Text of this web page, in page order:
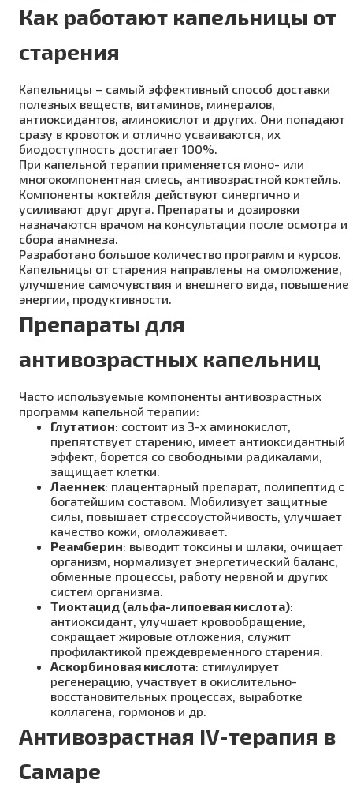
Как работают капельницы от
старения
Капельницы – самый эффективный способ доставки
полезных веществ, витаминов, минералов,
антиоксидантов, аминокислот и других. Они попадают
сразу в кровоток и отлично усваиваются, их
биодоступность достигает 100%.
При капельной терапии применяется моно- или
многокомпонентная смесь, антивозрастной коктейль.
Компоненты коктейля действуют синергично и
усиливают друг друга. Препараты и дозировки
назначаются врачом на консультации после осмотра и
сбора анамнеза.
Разработано большое количество программ и курсов.
Капельницы от старения направлены на омоложение,
улучшение самочувствия и внешнего вида, повышение
энергии, продуктивности.
Препараты для
антивозрастных капельниц
Часто используемые компоненты антивозрастных
программ капельной терапии:
Глутатион: состоит из 3-х аминокислот,
препятствует старению, имеет антиоксидантный
эффект, борется со свободными радикалами,
защищает клетки.
Лаеннек: плацентарный препарат, полипептид с
богатейшим составом. Мобилизует защитные
силы, повышает стрессоустойчивость, улучшает
качество кожи, омолаживает.
Реамберин: выводит токсины и шлаки, очищает
организм, нормализует энергетический баланс,
обменные процессы, работу нервной и других
систем организма.
Тиоктацид (альфа-липоевая кислота):
антиоксидант, улучшает кровообращение,
сокращает жировые отложения, служит
профилактикой преждевременного старения.
Аскорбиновая кислота: стимулирует
регенерацию, участвует в окислительно-
восстановительных процессах, выработке
коллагена, гормонов и др.
Антивозрастная IV-терапия в
Самаре